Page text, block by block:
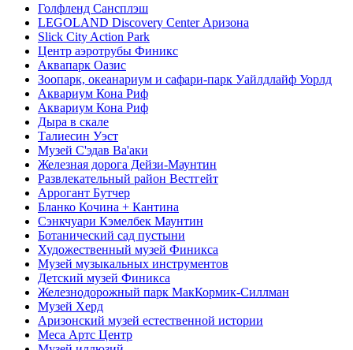
Голфленд Сансплэш
LEGOLAND Discovery Center Аризона
Slick City Action Park
Центр аэротрубы Финикс
Аквапарк Оазис
Зоопарк, океанариум и сафари-парк Уайлдлайф Уорлд
Аквариум Кона Риф
Аквариум Кона Риф
Дыра в скале
Талиесин Уэст
Музей С'эдав Ва'аки
Железная дорога Дейзи-Маунтин
Развлекательный район Вестгейт
Аррогант Бутчер
Бланко Кочина + Кантинa
Сэнкчуари Кэмелбек Маунтин
Ботанический сад пустыни
Художественный музей Финикса
Музей музыкальных инструментов
Детский музей Финикса
Железнодорожный парк МакКормик-Силлман
Музей Херд
Аризонский музей естественной истории
Меса Артс Центр